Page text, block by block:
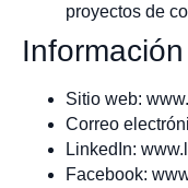
proyectos de
Sitio web:
Correo
LinkedIn:
Facebook: